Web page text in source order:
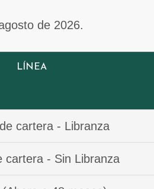
de 2026.
LÍNEA
cartera - Libranza
cartera - Sin Libranza